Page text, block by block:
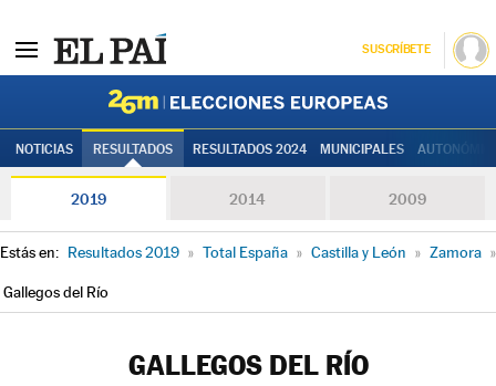
SUSCRÍBETE
NOTICIAS RESULTADOS RESULTADOS 2024 MUNICIPALES
2019 2014 2009
Estás en: Resultados 2019 » Total España » Castilla y León » Zamora »
Gallegos del Río
GALLEGOS DEL RÍO